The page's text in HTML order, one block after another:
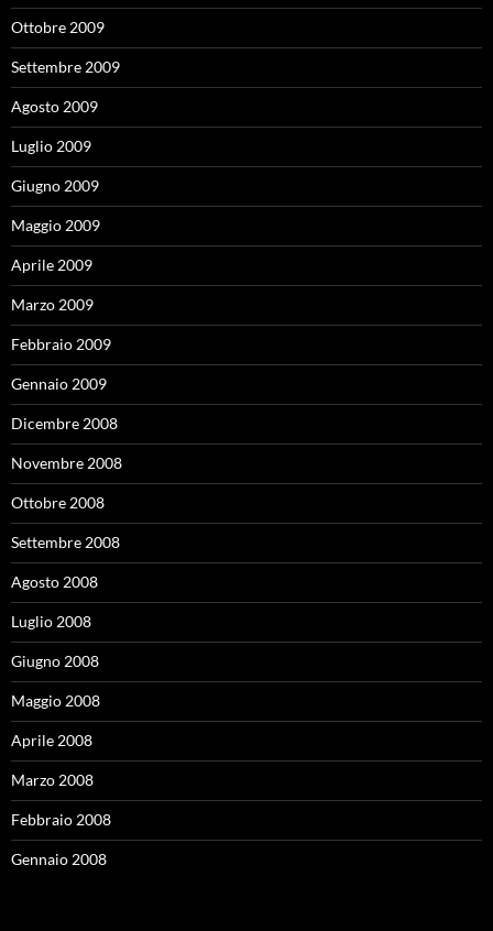
Ottobre 2009
Settembre 2009
Agosto 2009
Luglio 2009
Giugno 2009
Maggio 2009
Aprile 2009
Marzo 2009
Febbraio 2009
Gennaio 2009
Dicembre 2008
Novembre 2008
Ottobre 2008
Settembre 2008
Agosto 2008
Luglio 2008
Giugno 2008
Maggio 2008
Aprile 2008
Marzo 2008
Febbraio 2008
Gennaio 2008